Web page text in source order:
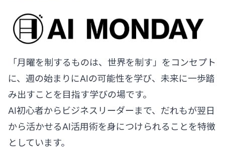
「月曜を制するものは、世界を制す」をコンセプト
に、週の始まりにAIの可能性を学び、未来に一歩踏
み出すことを目指す学びの場です。
AI初心者からビジネスリーダーまで、だれもが翌日
から活かせるAI活用術を身につけられることを特徴
としています。